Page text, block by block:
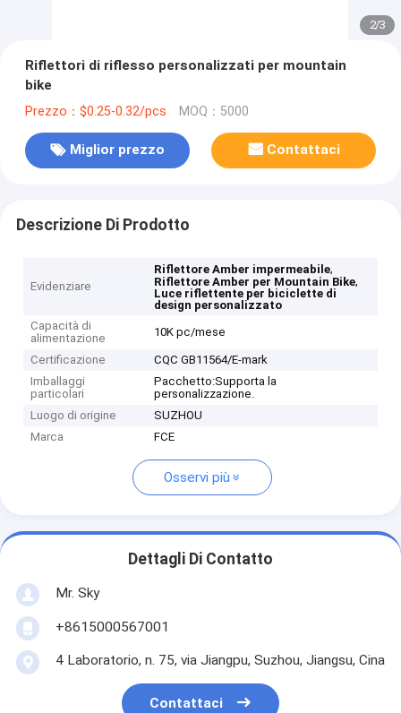
2/3
Riflettori di riflesso personalizzati per mountain
bike
Prezzo：$0.25-0.32/pcs MOQ：5000
Miglior prezzo Contattaci
Descrizione Di Prodotto
Evidenziare
Riflettore Amber impermeabile,
Riflettore Amber per Mountain Bike,
Luce riflettente per biciclette di
design personalizzato
Capacità di
alimentazione
10K pc/mese
Certificazione
CQC GB11564/E-mark
Imballaggi
particolari
Pacchetto:Supporta la
personalizzazione.
Luogo di origine
SUZHOU
Marca
FCE
Osservi più
Dettagli Di Contatto
Mr. Sky
+8615000567001
4 Laboratorio, n. 75, via Jiangpu, Suzhou, Jiangsu, Cina
Contattaci